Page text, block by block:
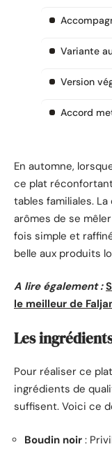
Variante
Version
Accord
En automne,
ce plat
tables familiales.
arômes de se
fois simple et
belle aux produits
A lire également :
le meilleur de
Les
Pour réaliser ce
ingrédients de
suffisent. Voici ce
Boudin noir :